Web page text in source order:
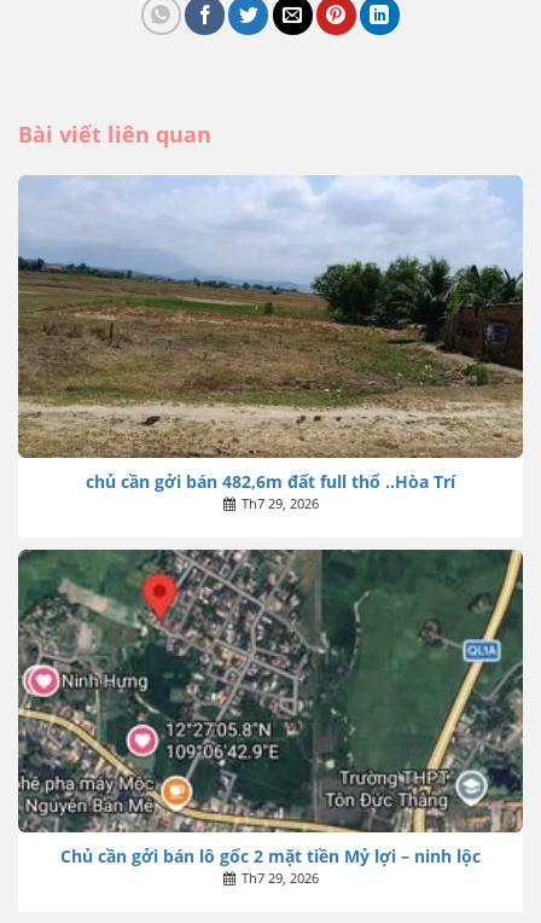
Bài viết liên quan
chủ cần gởi bán 482,6m đất full thổ ..Hòa Trí
Th7 29, 2026
Chủ cần gởi bán lô gốc 2 mặt tiền Mỷ lợi – ninh lộc
Th7 29, 2026